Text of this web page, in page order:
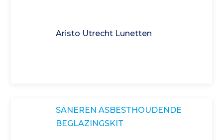
Aristo Utrecht Lunetten
SANEREN ASBESTHOUDENDE
BEGLAZINGSKIT